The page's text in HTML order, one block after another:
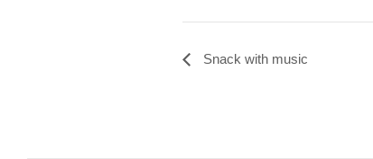
Snack with music